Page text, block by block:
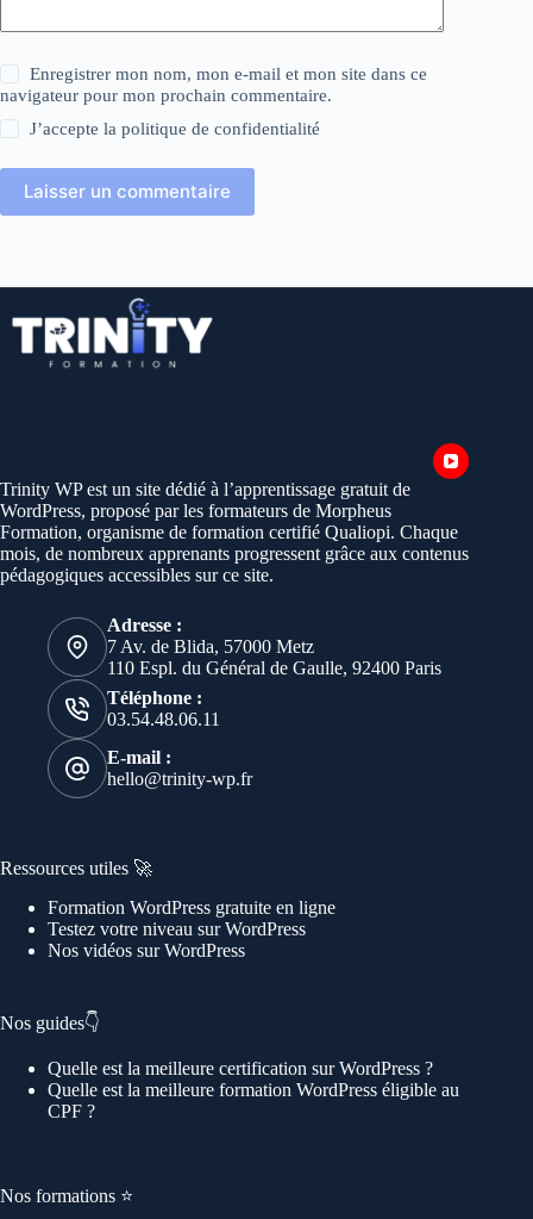
Enregistrer mon nom, mon e-mail et mon site dans ce
navigateur pour mon prochain commentaire.
J’accepte lapolitique de confidentialité
Laisser un commentaire
Trinity WP est un site dédié à l’apprentissage gratuit de
WordPress, proposé par les formateurs de Morpheus
Formation, organisme de formation certifié Qualiopi. Chaque
mois, de nombreux apprenants progressent grâce aux contenus
pédagogiques accessibles sur ce site.
Adresse :
7 Av. de Blida, 57000 Metz
110 Espl. du Général de Gaulle, 92400 Paris
Téléphone :
03.54.48.06.11
E-mail :
hello@trinity-wp.fr
Ressources utiles 🚀
Formation WordPress gratuite en ligne
Testez votre niveau sur WordPress
Nos vidéos sur WordPress
Nos guides👇
Quelle est la meilleure certification sur WordPress ?
Quelle est la meilleure formation WordPress éligible au
CPF ?
Nos formations ⭐️